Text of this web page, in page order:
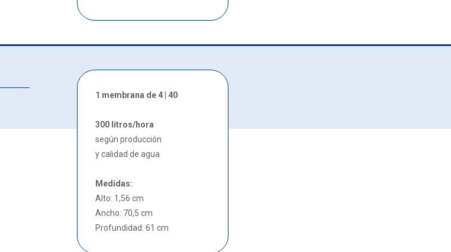
1 membrana de 4 | 40
300 litros/hora
según producción
y calidad de agua
Medidas:
Alto: 1,56 cm
Ancho: 70,5 cm
Profundidad: 61 cm